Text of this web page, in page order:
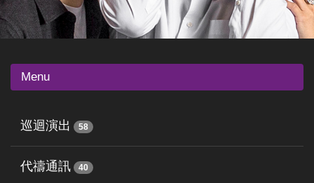
Menu
巡迴演出 58
代禱通訊 40